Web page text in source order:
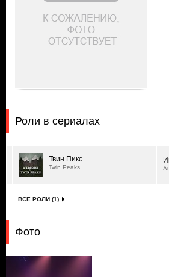
Роли в сериалах
Твин Пикс
Twin Peaks
ВСЕ РОЛИ (1)
Фото